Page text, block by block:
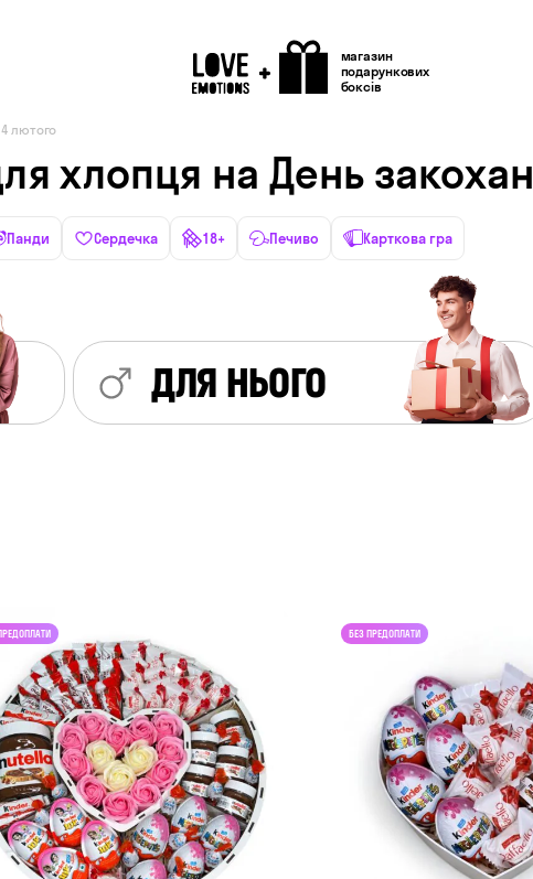
магазин
подарункових
боксів
лютого
Панди Сердечка 18+ Печиво Карткова гра
хлопця на День
ДЛЯ НЬОГО